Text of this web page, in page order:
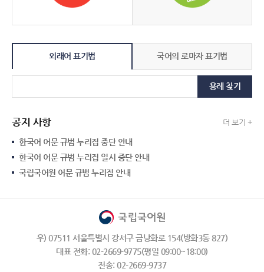
외래어 표기법 국어의 로마자 표기법
용례 찾기
공지 사항 더 보기 +
한국어 어문 규범 누리집 중단 안내
한국어 어문 규범 누리집 일시 중단 안내
국립국어원 어문 규범 누리집 안내
우) 07511 서울특별시 강서구 금낭화로 154(방화3동 827)
대표 전화: 02-2669-9775(평일 09:00~18:00)
전송: 02-2669-9737